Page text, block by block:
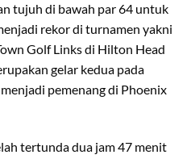
tujuh di bawah par 64 untuk
rekor di turnamen yakni
Golf Links di Hilton Head
gelar kedua pada
pemenang di Phoenix
tertunda dua jam 47 menit